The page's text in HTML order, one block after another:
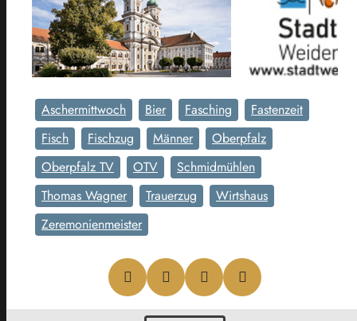
Aschermittwoch Bier Fasching
Fastenzeit
Fisch
Fischzug Männer
Oberpfalz
Oberpfalz TV
OTV
Schmidmühlen
Thomas Wagner
Trauerzug
Wirtshaus
Zeremonienmeister